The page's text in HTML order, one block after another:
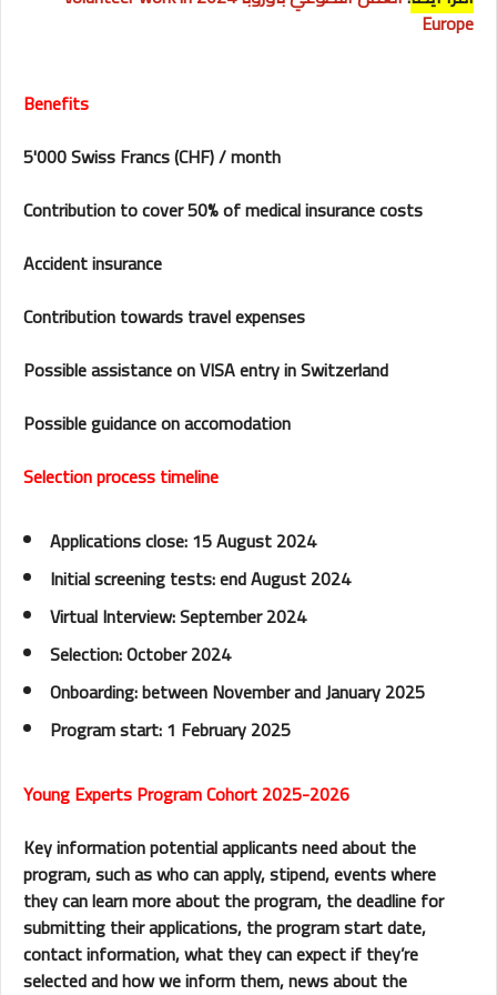
Europe
Benefits
5'000 Swiss Francs (CHF) / month
Contribution to cover 50% of medical insurance costs
Accident insurance
Contribution towards travel expenses
Possible assistance on VISA entry in Switzerland
Possible guidance on accomodation
Selection process timeline
Applications close: 15 August 2024
Initial screening tests: end August 2024
Virtual Interview: September 2024
Selection: October 2024
Onboarding: between November and January 2025
Program start: 1 February 2025
Young Experts Program Cohort 2025-2026
Key information potential applicants need about the
program, such as who can apply, stipend, events where
they can learn more about the program, the deadline for
submitting their applications, the program start date,
contact information, what they can expect if they’re
selected and how we inform them, news about the